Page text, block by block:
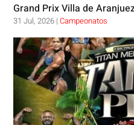
Grand Prix Villa de
31 Jul, 2026 |Campeonatos